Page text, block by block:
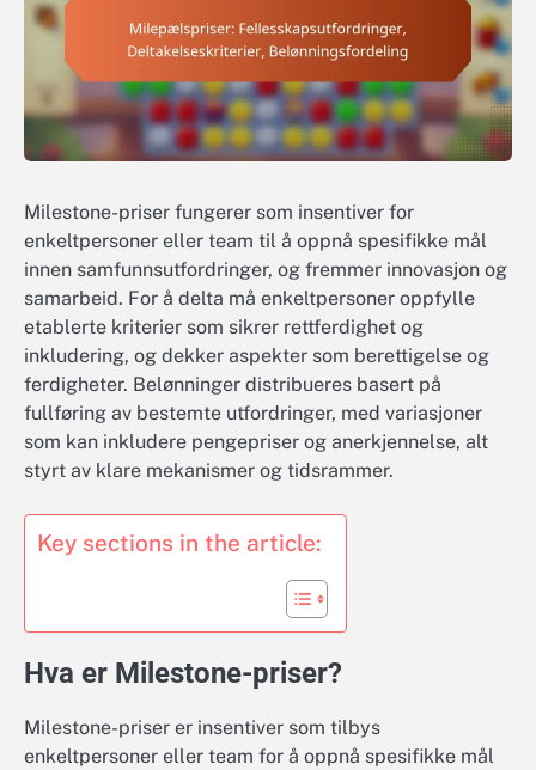
Milestone-priser fungerer som insentiver for
enkeltpersoner eller team til å oppnå spesifikke mål
innen samfunnsutfordringer, og fremmer innovasjon og
samarbeid. For å delta må enkeltpersoner oppfylle
etablerte kriterier som sikrer rettferdighet og
inkludering, og dekker aspekter som berettigelse og
ferdigheter. Belønninger distribueres basert på
fullføring av bestemte utfordringer, med variasjoner
som kan inkludere pengepriser og anerkjennelse, alt
styrt av klare mekanismer og tidsrammer.
Key sections in the article:
Hva er Milestone-priser?
Milestone-priser er insentiver som tilbys
enkeltpersoner eller team for å oppnå spesifikke mål